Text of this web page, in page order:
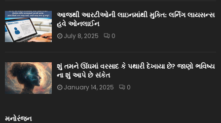
આજથી આરટીઓની લાઇનમાંથી મુક્તિ: લર્નિંગ લાયસન્સ
હવે ઓનલાઈન
July 8, 2025 0
શું તમને ઊંઘમાં વરસાદ કે પથારી દેખાયા છે? જાણો ભવિષ્ય
ના શું આપે છે સંકેત
January 14, 2025 0
મનોરંજન